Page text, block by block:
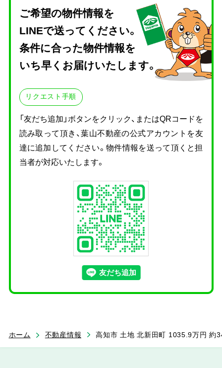
ご希望の物件情報を
LINEで送ってください。
条件に合った物件情報を
いち早くお届けいたします。
リクエスト手順
「友だち追加」ボタンをクリック、またはQRコードを
読み取って頂き、葉山不動産の公式アカウントを友
達に追加してください。物件情報を送って頂くと担
当者が対応いたします。
ホーム 不動産情報 高知市 土地 北新田町 1035.9万円 約